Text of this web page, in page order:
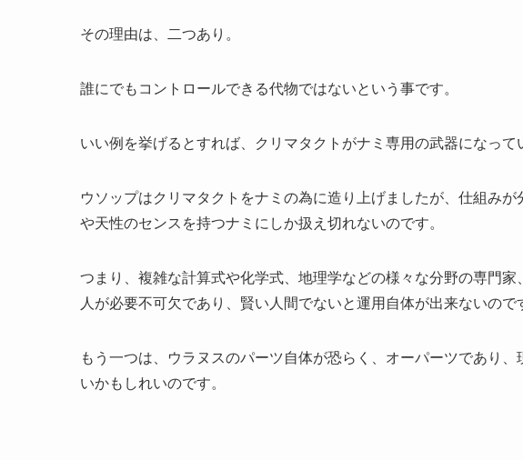
その理由は、二つあり。
誰にでもコントロールできる代物ではないという事です。
いい例を挙げるとすれば、クリマタクトがナミ専用の武器になって
ウソップはクリマタクトをナミの為に造り上げましたが、仕組み
や天性のセンスを持つナミにしか扱え切れないのです。
つまり、複雑な計算式や化学式、地理学などの様々な分野の専門
人が必要不可欠であり、賢い人間でないと運用自体が出来ないので
もう一つは、ウラヌスのパーツ自体が恐らく、オーパーツであり
いかもしれいのです。